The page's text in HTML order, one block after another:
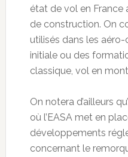
état de vol en France
de construction. On
utilisés dans les
initiale ou des
classique, vol en
On notera d’ailleurs
où l’EASA met en
développements
concernant le